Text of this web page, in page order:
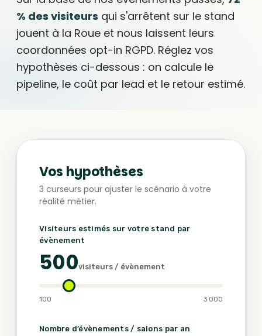
% des visiteurs qui s'arrêtent sur le stand
jouent à la Roue et nous laissent leurs
coordonnées opt-in RGPD. Réglez vos
hypothèses ci-dessous : on calcule le
pipeline, le coût par lead et le retour estimé.
Vos hypothèses
3 curseurs pour ajuster le scénario à votre
réalité métier.
Visiteurs estimés sur votre stand par
évènement
500visiteurs / évènement
100 3 000
Nombre d’évènements / salons par an